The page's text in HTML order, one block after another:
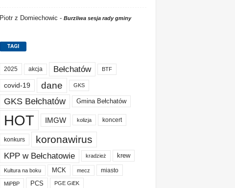
Piotr z Domiechowic - Burzliwa sesja rady gminy
TAGI
2025 akcja Bełchatów BTF
covid-19 dane GKS
GKS Bełchatów Gmina Bełchatów
HOT IMGW kolizja koncert
konkurs koronawirus
KPP w Bełchatowie kradzież krew
Kultura na boku MCK mecz miasto
MiPBP PCS PGE GiEK